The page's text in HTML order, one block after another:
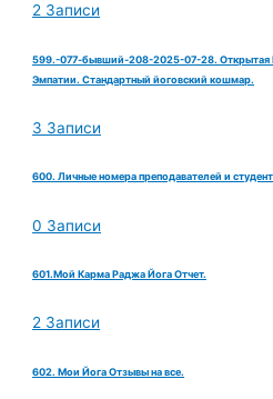
2 Записи
599.-077-бывший-208-2025-07-28. Открытая
Эмпатии. Стандартный йоговский кошмар.
3 Записи
600. Личные номера преподавателей и
0 Записи
601.Мой Карма Раджа Йога Отчет.
2 Записи
602. Мои Йога Отзывы на все.